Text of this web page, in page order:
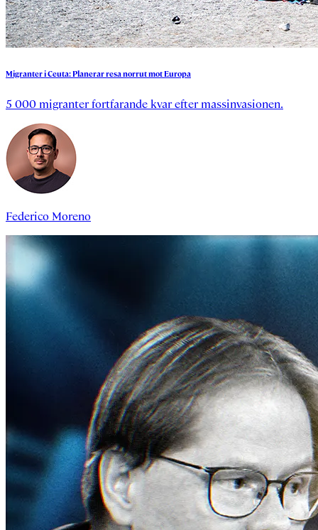
MigranteriCeuta:PlanerarresanorrutmotEuropa
5 000 migranter fortfarande kvar efter massinvasionen.
Federico Moreno